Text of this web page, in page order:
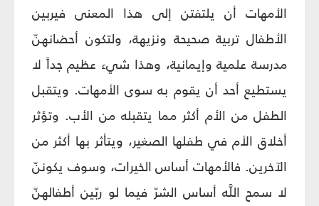
الأمهات أن يلتفتن إلى هذا المعنى فيربين
الأطفال تربية صحيحة ونزيهة، ولتكون أحضانهنّ
مدرسة علمية وإيمانية، وهذا شي‏ء عظيم جداً لا
يستطيع أحد أن يقوم به سوى الأمهات. ويتقبل
الطفل من الأم أكثر مما يتقبله من الأب. وتؤثر
أخلاق الأم في طفلها الصغير، ويتأثر بها أكثر من
الآخرين. فالأمهات أساس الخيرات، وسوف يكوننّ
لا سمح اللَّه أساس الشرّ فيما لو ربّين أطفالهنّ